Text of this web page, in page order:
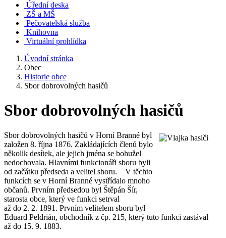
Úřední deska
ZŠ a MŠ
Pečovatelská služba
Knihovna
Virtuální prohlídka
Úvodní stránka
Obec
Historie obce
Sbor dobrovolných hasičů
Sbor dobrovolných hasičů
Sbor dobrovolných hasičů v Horní Branné byl
založen 8. října 1876. Zakládajících členů bylo
několik desítek, ale jejich jména se bohužel
nedochovala. Hlavními funkcionáři sboru byli
od začátku předseda a velitel sboru. V těchto
funkcích se v Horní Branné vystřídalo mnoho
občanů. Prvním předsedou byl Štěpán Šír,
starosta obce, který ve funkci setrval
až do 2. 2. 1891. Prvním velitelem sboru byl
Eduard Peldrián, obchodník z čp. 215, který tuto funkci zastával
až do 15. 9. 1883.